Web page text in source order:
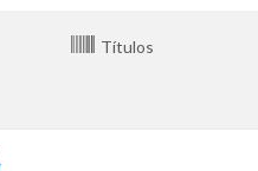
Títulos